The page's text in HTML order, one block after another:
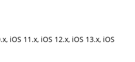
iOS 11.x, iOS 12.x, iOS 13.x, iOS